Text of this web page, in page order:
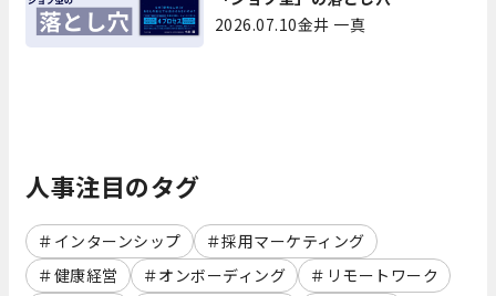
2026.07.10金井 一真
人事注目のタグ
インターンシップ
採用マーケティング
健康経営
オンボーディング
リモートワーク